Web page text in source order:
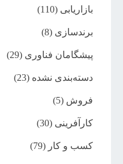
بازاریابی (110)
برندسازی (8)
پیشگامان فناوری (29)
دسته‌بندی نشده (23)
فروش (5)
کارآفرینی (30)
کسب و کار (79)